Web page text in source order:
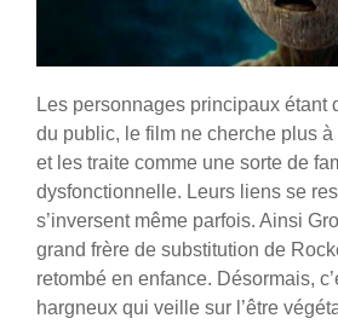
Les personnages principaux étant
du public, le film ne cherche plus
et les traite comme une sorte de
dysfonctionnelle. Leurs liens se
s’inversent même parfois. Ainsi
grand frère de substitution de
retombé en enfance. Désormais,
hargneux qui veille sur l’être